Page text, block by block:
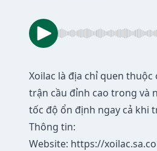
Xoilac là địa chỉ quen
trận cầu đỉnh cao trong và
tốc độ ổn định ngay cả khi
Thông tin:
Website: https://